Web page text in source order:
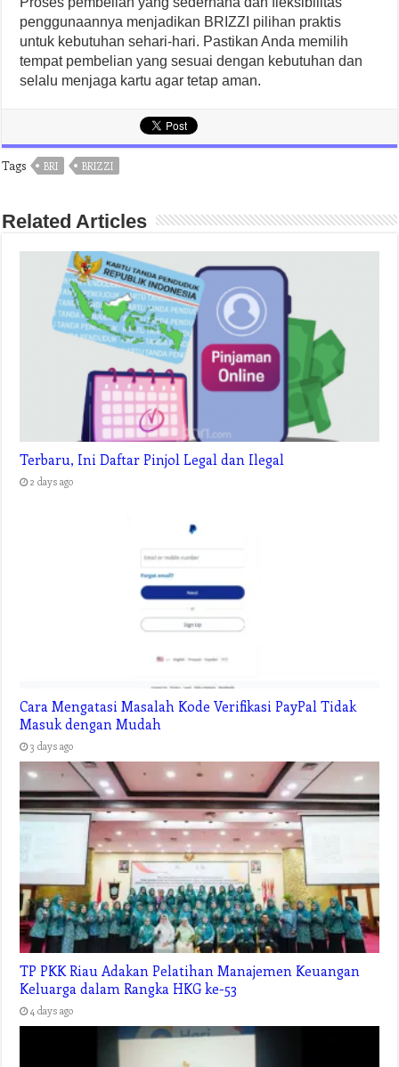
penggunaannya menjadikan BRIZZI pilihan praktis
untuk kebutuhan sehari-hari. Pastikan Anda memilih
tempat pembelian yang sesuai dengan kebutuhan dan
selalu menjaga kartu agar tetap aman.
Tags BRI BRIZZI
Related Articles
Terbaru, Ini Daftar Pinjol Legal dan Ilegal
2 days ago
Cara Mengatasi Masalah Kode Verifikasi PayPal Tidak
Masuk dengan Mudah
3 days ago
TP PKK Riau Adakan Pelatihan Manajemen Keuangan
Keluarga dalam Rangka HKG ke-53
4 days ago